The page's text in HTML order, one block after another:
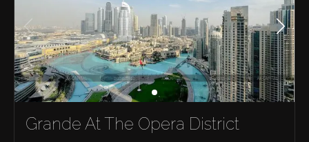
Grande At The Opera District